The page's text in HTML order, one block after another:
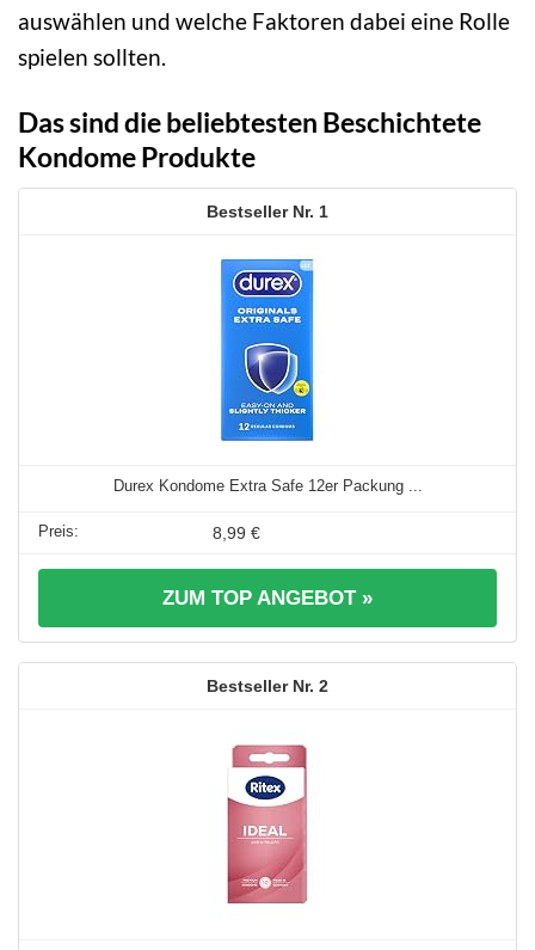
auswählen und welche Faktoren dabei eine Rolle
spielen sollten.
Das sind die beliebtesten Beschichtete
Kondome Produkte
1
Durex Kondome Extra Safe 12er Packung ...
8,99 €
ZUM TOP ANGEBOT »
2